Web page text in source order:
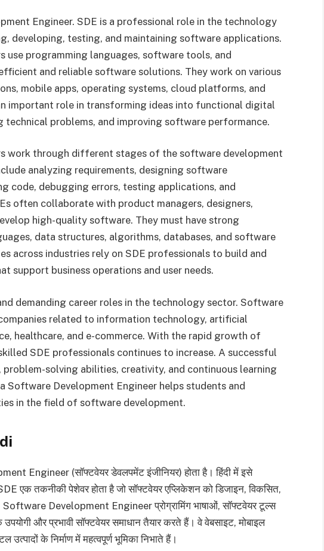
Engineer. SDE is a professional role in the technology
developing, testing, and maintaining software applications.
use programming languages, software tools, and
and reliable software solutions. They work on various
mobile apps, operating systems, cloud platforms, and
important role in transforming ideas into functional digital
problems, and improving software performance.
work through different stages of the software development
analyzing requirements, designing software
code, debugging errors, testing applications, and
often collaborate with product managers, designers,
high-quality software. They must have strong
data structures, algorithms, databases, and software
across industries rely on SDE professionals to build and
support business operations and user needs.
demanding career roles in the technology sector. Software
related to information technology, artificial
healthcare, and e-commerce. With the rapid growth of
SDE professionals continues to increase. A successful
problem-solving abilities, creativity, and continuous learning
Software Development Engineer helps students and
in the field of software development.
Engineer (सॉफ्टवेयर डेवलपमेंट इंजीनियर) होता है। हिंदी में इसे
एक तकनीकी पेशेवर होता है जो सॉफ्टवेयर एप्लिकेशन को डिजाइन, विकसित,
Software Development Engineer प्रोग्रामिंग भाषाओं, सॉफ्टवेयर टूल्स
और प्रभावी सॉफ्टवेयर समाधान तैयार करते हैं। वे वेबसाइट, मोबाइल
के निर्माण में महत्वपूर्ण भूमिका निभाते हैं।